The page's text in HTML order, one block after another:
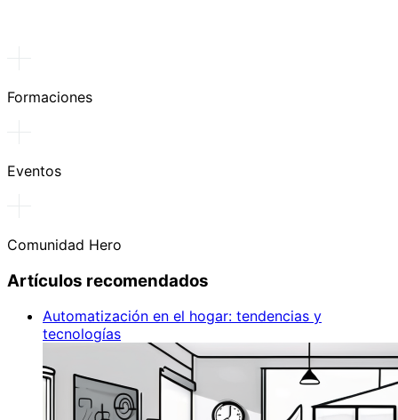
Formaciones
Eventos
Comunidad Hero
Artículos recomendados
Automatización en el hogar: tendencias y
tecnologías